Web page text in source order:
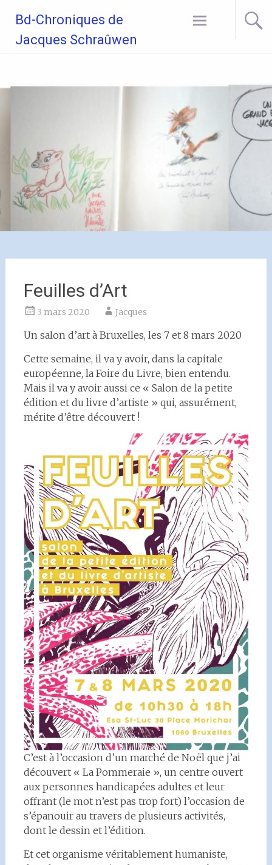
contenu
principal
Bd-Chroniques de
Jacques Schraûwen
Feuilles d’Art
3 mars 2020 Jacques
Un salon d’art à Bruxelles, les 7 et 8 mars 2020
Cette semaine, il va y avoir, dans la capitale
européenne, la Foire du Livre, bien entendu.
Mais il va y avoir aussi ce « Salon de la petite
édition et du livre d’artiste » qui, assurément,
mérite d’être découvert !
C’est à l’occasion d’un marché de Noël que j’ai
découvert « La Pommeraie », un centre ouvert
aux personnes handicapées adultes et leur
offrant (le mot n’est pas trop fort) l’occasion de
s’épanouir au travers de plusieurs activités,
dont le dessin et l’édition.
Et cet organisme véritablement humaniste,